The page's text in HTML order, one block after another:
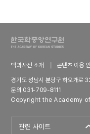
백과사전 소개 콘텐츠 이용
경기도 성남시 분당구 하오개로
문의 031-709-8111
Copyright the Academy
관련 사이트